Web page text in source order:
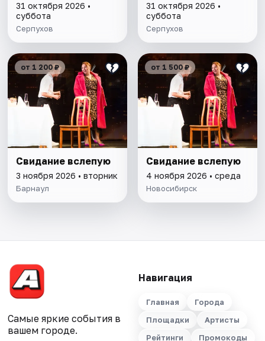
31 октября 2026 •
суббота
Серпухов
31 октября 2026 •
суббота
Серпухов
от 1 200 ₽
Свидание вслепую
3 ноября 2026 • вторник
Барнаул
от 1 500 ₽
Свидание вслепую
4 ноября 2026 • среда
Новосибирск
Самые яркие события в
вашем городе.
Навигация
Главная
Города
Площадки
Артисты
Рейтинги
Промокоды